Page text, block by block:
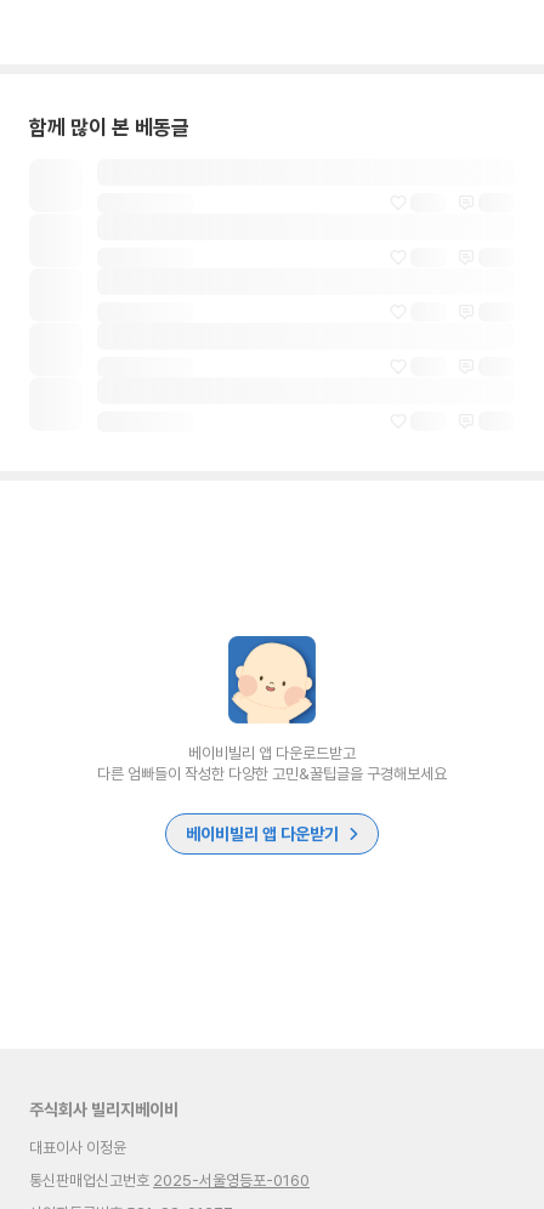
함께 많이 본 베동글
베이비빌리 앱 다운로드받고
다른 엄빠들이 작성한 다양한 고민&꿀팁글을 구경해보세요
베이비빌리 앱 다운받기
주식회사 빌리지베이비
대표이사 이정윤
통신판매업신고번호 2025-서울영등포-0160